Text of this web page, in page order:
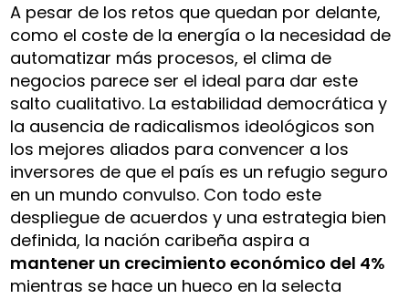
A pesar de los retos que quedan por delante,
como el coste de la energía o la necesidad de
automatizar más procesos, el clima de
negocios parece ser el ideal para dar este
salto cualitativo. La estabilidad democrática y
la ausencia de radicalismos ideológicos son
los mejores aliados para convencer a los
inversores de que el país es un refugio seguro
en un mundo convulso. Con todo este
despliegue de acuerdos y una estrategia bien
definida, la nación caribeña aspira a
mantener un crecimiento económico del 4%
mientras se hace un hueco en la selecta